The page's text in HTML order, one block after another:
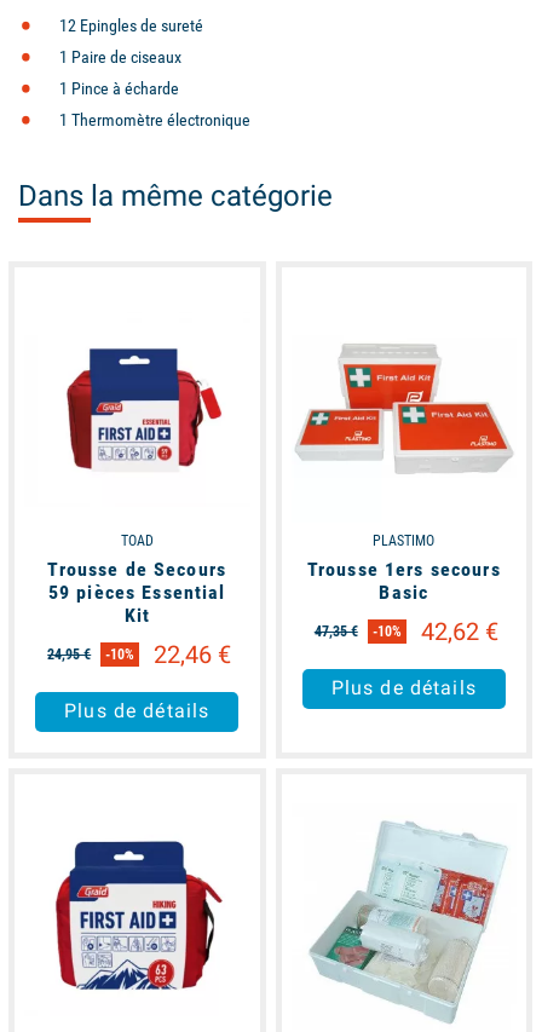
12 Epingles de sureté
1 Paire de ciseaux
1 Pince à écharde
1 Thermomètre électronique
Dans la même catégorie
TOAD
Trousse de Secours
59 pièces Essential
Kit
24,95 € -10% 22,46 €
Plus de détails
PLASTIMO
Trousse 1ers secours
Basic
47,35 € -10% 42,62 €
Plus de détails